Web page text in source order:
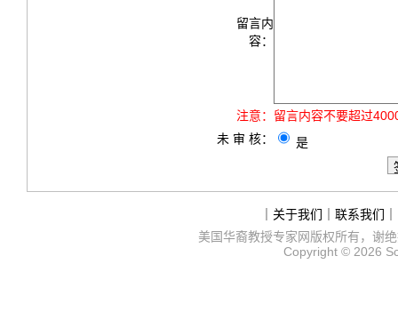
留言内
容：
注意： 留言内容不要超过
未 审 核：
是
关于我们 联系我们
美国华裔教授专家网版权所有，谢
Copyright © 2026